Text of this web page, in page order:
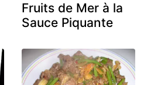
Fruits de Mer à la
Sauce Piquante